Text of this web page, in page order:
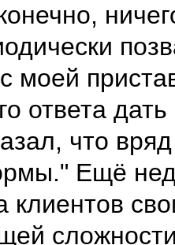
моей
ответа
что
Ещё
клиентов